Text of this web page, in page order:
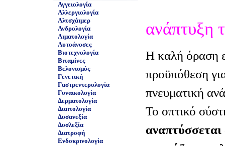
Αγγειολογία
Αλλεργιολογία
Αλτσχάιμερ
Ανδρολογία
Αιματολογία
Αυτοάνοσες
Βιοτεχνολογία
Βιταμίνες
Βελονισμός
Γενετική
Γαστρεντερολογία
Γυναικολογία
Δερματολογία
Διαιτολογία
Δυσανεξία
Δυσλεξία
Διατροφή
Ενδοκρινολογία
ανάπτυξη
Η καλή όραση
προϋπόθεση
πνευματική
Το οπτικό